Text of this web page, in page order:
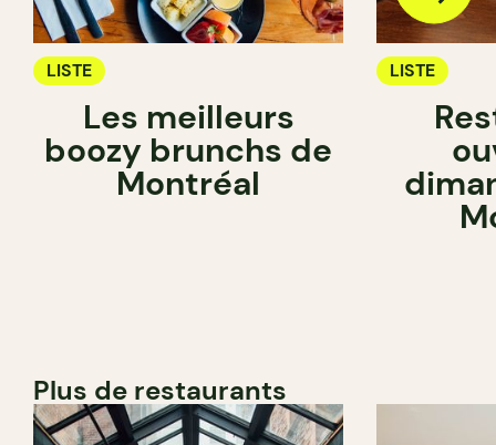
LISTE
Les meilleurs
boozy brunchs de
Montréal
LISTE
Plus de restaurants